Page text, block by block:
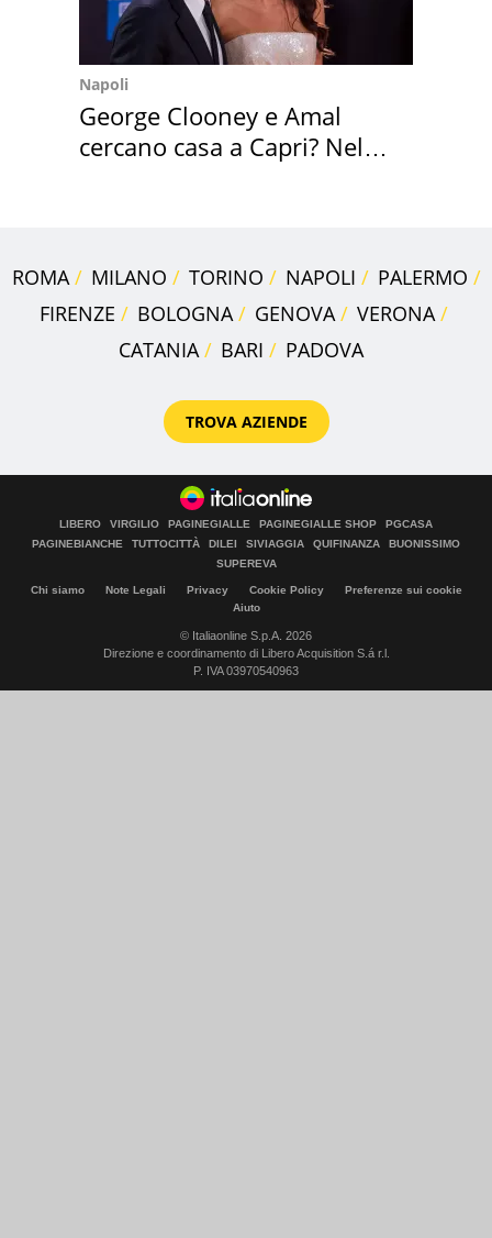
Napoli
George Clooney e Amal
cercano casa a Capri? Nel
ROMA MILANO TORINO NAPOLI
PALERMO
FIRENZE
BOLOGNA GENOVA
VERONA
CATANIA
BARI PADOVA
TROVA AZIENDE
LIBERO VIRGILIO PAGINEGIALLE PAGINEGIALLE SHOP
PGCASA
PAGINEBIANCHE
TUTTOCITTÀ DILEI SIVIAGGIA QUIFINANZA
BUONISSIMO
SUPEREVA
Chi siamo Note Legali Privacy Cookie Policy
Preferenze sui cookie
Aiuto
© Italiaonline S.p.A. 2026
Direzione e coordinamento di Libero Acquisition S.á r.l.
P. IVA 03970540963